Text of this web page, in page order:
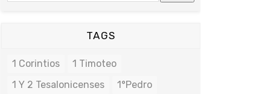
TAGS
1 Corintios
1 Timoteo
1 Y 2 Tesalonicenses
1°Pedro